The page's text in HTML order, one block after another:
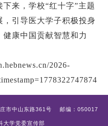
下来，学校“红十字”主题
引导医大学子积极投身
健康中国贡献智慧和力
2026-
市中山东路361号 邮编：050017
大学党委宣传部